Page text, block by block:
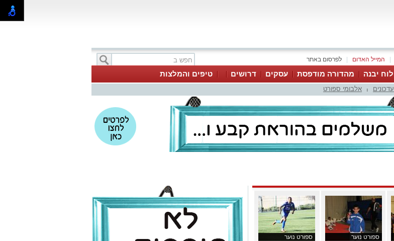
לפרסום באתר המייל האדום
לוח יבנה מהדורה מודפסת עסקים דרושים טיפים והמלצות
עדכונים אלבומי ספורט
ספורט נוער ספורט נוער